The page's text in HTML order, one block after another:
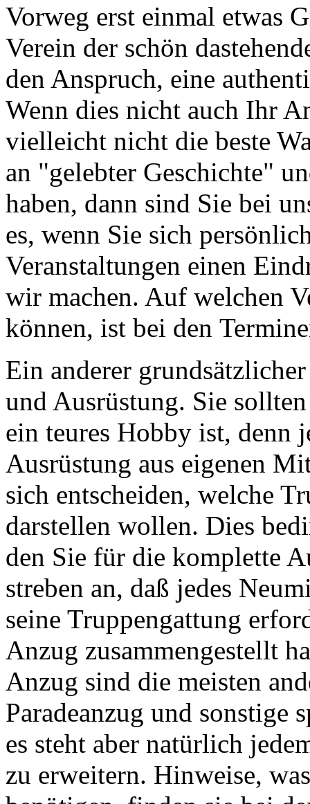
Vorweg erst einmal etwas
Verein der schön
den Anspruch, eine
Wenn dies nicht auch Ihr
vielleicht nicht die beste
an "gelebter Geschichte"
haben, dann sind Sie bei
es, wenn Sie sich
Veranstaltungen einen
wir machen. Auf welchen
können, ist bei den
Ein anderer
und Ausrüstung. Sie
ein teures Hobby ist, denn
Ausrüstung aus eigenen
sich entscheiden, welche
darstellen wollen. Dies
den Sie für die komplette
streben an, daß jedes
seine Truppengattung
Anzug zusammengestellt
Anzug sind die meisten
Paradeanzug und sonstige
es steht aber natürlich
zu erweitern. Hinweise,